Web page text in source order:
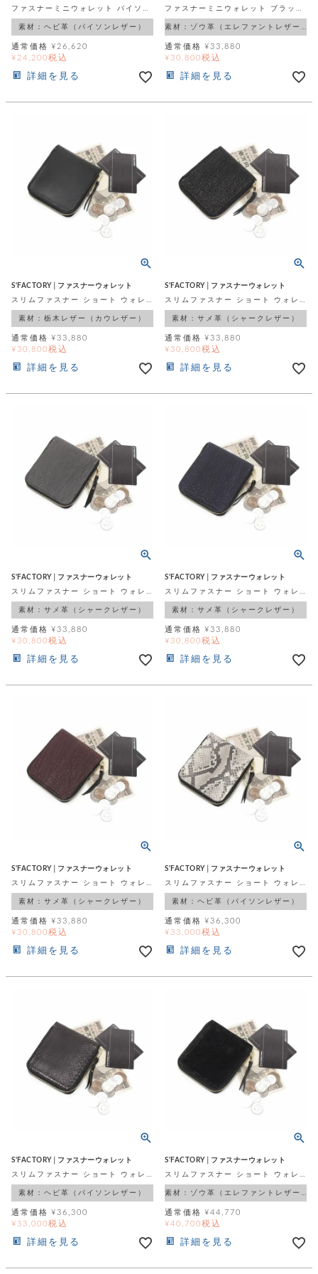
素材：ヘビ革（パイソンレザー）
通常価格 ¥ 26,620
¥ 24,200税込
詳細を見る
通常価格 ¥33,880
¥ 30,800税込
詳細を見る
S'FACTORY│ファスナーウォレット
素材：栃木レザー（カウレザー）
通常価格 ¥33,880
¥ 30,800税込
詳細を見る
S'FACTORY│ファスナーウォレット
素材：サメ革（シャークレザー）
通常価格 ¥33,880
¥ 30,800税込
詳細を見る
S'FACTORY│ファスナーウォレット
素材：サメ革（シャークレザー）
通常価格 ¥33,880
¥ 30,800税込
詳細を見る
S'FACTORY│ファスナーウォレット
素材：サメ革（シャークレザー）
通常価格 ¥33,880
¥ 30,800税込
詳細を見る
S'FACTORY│ファスナーウォレット
素材：サメ革（シャークレザー）
通常価格 ¥33,880
¥ 30,800税込
詳細を見る
S'FACTORY│ファスナーウォレット
素材：ヘビ革（パイソンレザー）
通常価格 ¥36,300
¥ 33,000税込
詳細を見る
S'FACTORY│ファスナーウォレット
素材：ヘビ革（パイソンレザー）
通常価格 ¥36,300
¥ 33,000税込
詳細を見る
S'FACTORY│ファスナーウォレット
通常価格 ¥44,770
¥40,700税込
詳細を見る